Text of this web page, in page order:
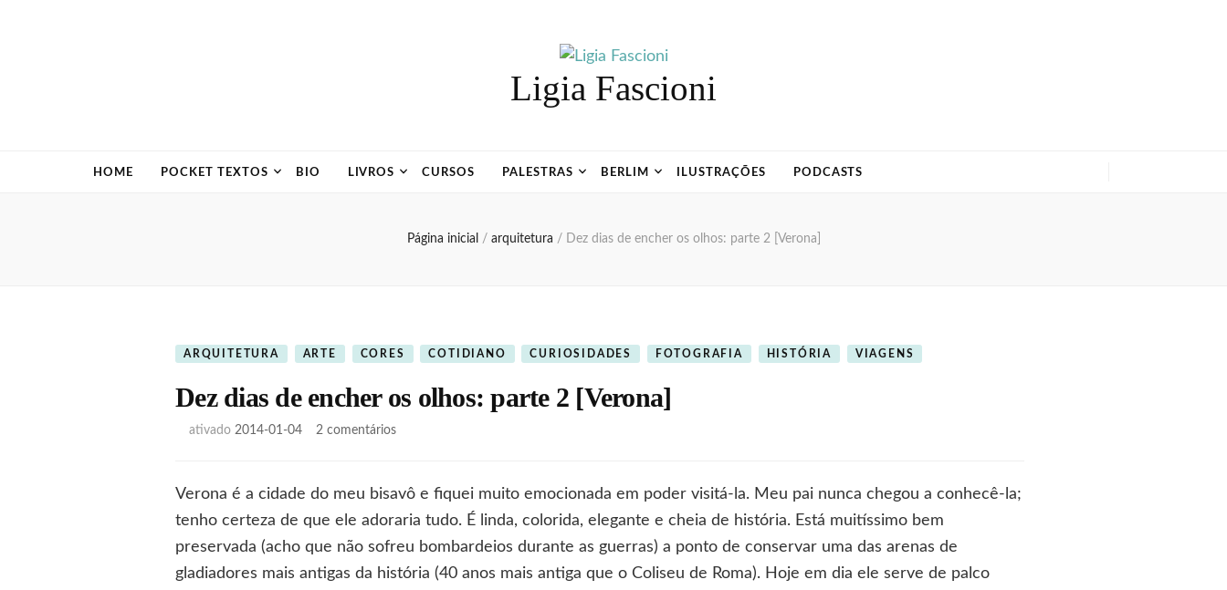
Ligia Fascioni
HOME POCKET TEXTOS BIO LIVROS CURSOS PALESTRAS BERLIM ILUSTRAÇÕES PODCASTS
Página inicial / arquitetura / Dez dias de encher os olhos: parte 2 [Verona]
ARQUITETURA ARTE CORES COTIDIANO CURIOSIDADES FOTOGRAFIA HISTÓRIA VIAGENS
Dez dias de encher os olhos: parte 2 [Verona]
ativado 2014-01-04 2 comentáriosem
de
os
olhos:
2
Verona é a cidade do meu bisavô e fiquei muito emocionada em poder visitá-la. Meu pai nunca chegou a conhecê-la;
tenho certeza de que ele adoraria tudo. É linda, colorida, elegante e cheia de história. Está muitíssimo bem
preservada (acho que não sofreu bombardeios durante as guerras) a ponto de conservar uma das arenas de
gladiadores mais antigas da história (40 anos mais antiga que o Coliseu de Roma). Hoje em dia ele serve de palco